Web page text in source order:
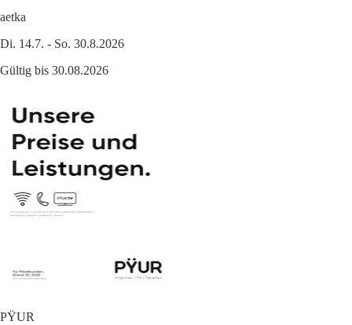
aetka
Di. 14.7. - So. 30.8.2026
Gültig bis 30.08.2026
PŸUR